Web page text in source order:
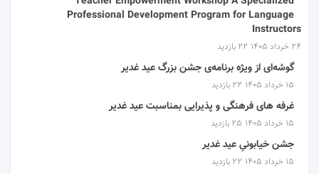
Professional Development Program for Language
Instructors
۲۴ خرداد ۱۴۰۵ 22 بازدید
گوشه‌ای از ویژه برنامه‌ی جشن بزرگ عید غدیر
۱۵ خرداد ۱۴۰۵ 22 بازدید
غرفه های فرهنگی و پذیرایی بمناسبت عید غدیر
۱۵ خرداد ۱۴۰۵ 25 بازدید
جشن خیابونیِ عید غدیر
۱۵ خرداد ۱۴۰۵ 22 بازدید